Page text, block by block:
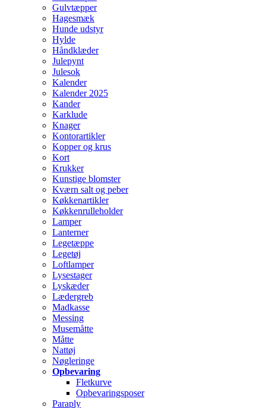
Gulvtæpper
Hagesmæk
Hunde udstyr
Hylde
Håndklæder
Julepynt
Julesok
Kalender
Kalender 2025
Kander
Karklude
Knager
Kontorartikler
Kopper og krus
Kort
Krukker
Kunstige blomster
Kværn salt og peber
Køkkenartikler
Køkkenrulleholder
Lamper
Lanterner
Legetæppe
Legetøj
Loftlamper
Lysestager
Lyskæder
Lædergreb
Madkasse
Messing
Musemåtte
Måtte
Nattøj
Nøgleringe
Opbevaring
Fletkurve
Opbevaringsposer
Paraply